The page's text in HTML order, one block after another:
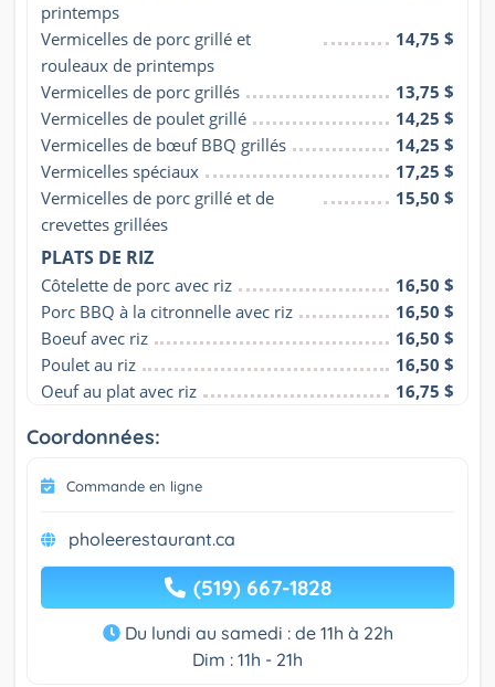
printemps
Vermicelles de porc grillé et
rouleaux de printemps
14,75 $
Vermicelles de porc grillés
13,75 $
Vermicelles de poulet grillé
14,25 $
Vermicelles de bœuf BBQ grillés
14,25 $
Vermicelles spéciaux
17,25 $
Vermicelles de porc grillé et de
crevettes grillées
15,50 $
PLATS DE RIZ
Côtelette de porc avec riz
16,50 $
Porc BBQ à la citronnelle avec riz
16,50 $
Boeuf avec riz
16,50 $
Poulet au riz
16,50 $
Oeuf au plat avec riz
16,75 $
Coordonnées:
Commande en ligne
pholeerestaurant.ca
(519) 667-1828
Du lundi au samedi : de 11h à 22h
Dim : 11h - 21h